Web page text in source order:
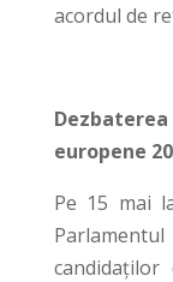
acordul de
europene
Pe 15 mai